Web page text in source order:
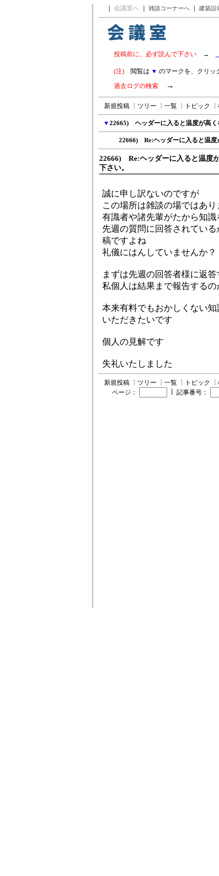
｜ 会議室へ ｜ 雑談コーナーへ ｜ 建築設
投稿前に、必ず読んで下さい →
(注) 閲覧は ▼ のマークを、クリッ
過去ログの検索 →
新規投稿 ツリー 一覧 トピック
▼ 22665) ヘッダーに入ると温度が高く
22666) Re:ヘッダーに入ると温度
22666) Re:ヘッダーに入ると温度
下さい。
誠に申し訳ないのですが
この場所は雑談の場ではあり
有識者や諸先輩がたから知
先週の質問に回答されてい
稿ですよね
礼儀にはんしていませんか？
まずは先週の回答者様に返
私個人は結果まで報告する
本来有料でもおかしくない
いただきたいです
個人の見解です
失礼いたしました
新規投稿 ツリー 一覧 トピック
ページ：
記事番号：